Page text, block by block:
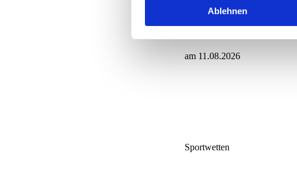
Ablehnen
am 11.08.2026
Sportwetten